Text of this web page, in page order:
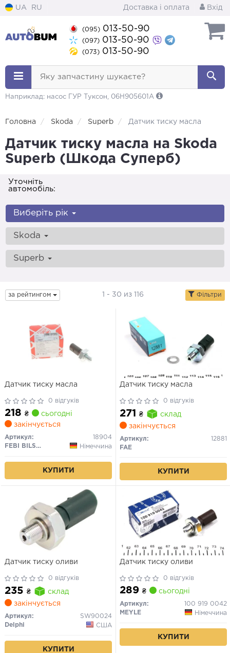
UA RU Доставка і оплата Вхід
(095) 013-50-90
(097) 013-50-90
(073) 013-50-90
Яку запчастину шукаєте?
Наприклад: насос ГУР Туксон, 06H905601A
Головна Skoda Superb Датчик тиску масла
Датчик тиску масла на Skoda
Superb (Шкода Суперб)
Уточніть
автомобіль:
Виберіть рік
Skoda
Superb
за рейтингом 1 - 30 из 116 Фільтри
Датчик тиску масла
0 відгуків
218 ₴
сьогодні
закінчується
Артикул:
18904
FEBI BILSTEIN
Німеччина
КУПИТИ
Датчик тиску масла
0 відгуків
271 ₴
склад
закінчується
Артикул:
12881
FAE
КУПИТИ
Датчик тиску оливи
0 відгуків
235 ₴
склад
закінчується
Артикул:
SW90024
Delphi
США
КУПИТИ
Датчик тиску оливи
0 відгуків
289 ₴ сьогодні
Артикул:
100 919 0042
MEYLE
Німеччина
КУПИТИ